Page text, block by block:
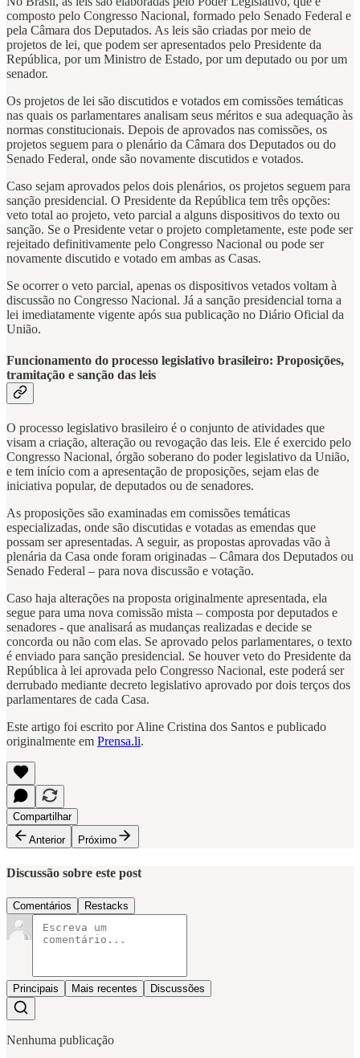
composto pelo Congresso Nacional, formado pelo Senado Federal e
pela Câmara dos Deputados. As leis são criadas por meio de
projetos de lei, que podem ser apresentados pelo Presidente da
República, por um Ministro de Estado, por um deputado ou por um
senador.
Os projetos de lei são discutidos e votados em comissões temáticas
nas quais os parlamentares analisam seus méritos e sua adequação às
normas constitucionais. Depois de aprovados nas comissões, os
projetos seguem para o plenário da Câmara dos Deputados ou do
Senado Federal, onde são novamente discutidos e votados.
Caso sejam aprovados pelos dois plenários, os projetos seguem para
sanção presidencial. O Presidente da República tem três opções:
veto total ao projeto, veto parcial a alguns dispositivos do texto ou
sanção. Se o Presidente vetar o projeto completamente, este pode ser
rejeitado definitivamente pelo Congresso Nacional ou pode ser
novamente discutido e votado em ambas as Casas.
Se ocorrer o veto parcial, apenas os dispositivos vetados voltam à
discussão no Congresso Nacional. Já a sanção presidencial torna a
lei imediatamente vigente após sua publicação no Diário Oficial da
União.
Funcionamento do processo legislativo brasileiro: Proposições,
tramitação e sanção das leis
O processo legislativo brasileiro é o conjunto de atividades que
visam a criação, alteração ou revogação das leis. Ele é exercido pelo
Congresso Nacional, órgão soberano do poder legislativo da União,
e tem início com a apresentação de proposições, sejam elas de
iniciativa popular, de deputados ou de senadores.
As proposições são examinadas em comissões temáticas
especializadas, onde são discutidas e votadas as emendas que
possam ser apresentadas. A seguir, as propostas aprovadas vão à
plenária da Casa onde foram originadas – Câmara dos Deputados ou
Senado Federal – para nova discussão e votação.
Caso haja alterações na proposta originalmente apresentada, ela
segue para uma nova comissão mista – composta por deputados e
senadores - que analisará as mudanças realizadas e decide se
concorda ou não com elas. Se aprovado pelos parlamentares, o texto
é enviado para sanção presidencial. Se houver veto do Presidente da
República à lei aprovada pelo Congresso Nacional, este poderá ser
derrubado mediante decreto legislativo aprovado por dois terços dos
parlamentares de cada Casa.
Este artigo foi escrito por Aline Cristina dos Santos e publicado
originalmente em Prensa.li.
Compartilhar
Anterior
Próximo
Discussão sobre este post
Comentários Restacks
Principais Mais recentes Discussões
Nenhuma publicação